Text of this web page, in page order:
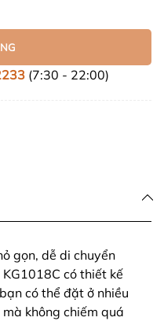
(7:30 - 22:00)
gọn, dễ di chuyển
có thiết kế
có thể đặt ở nhiều
không chiếm quá